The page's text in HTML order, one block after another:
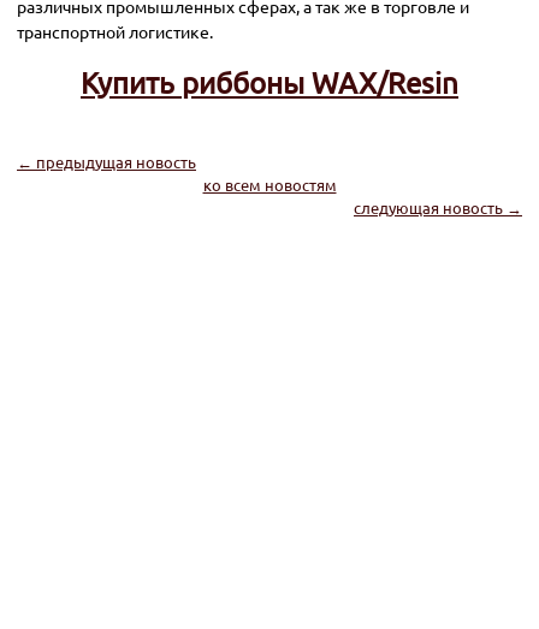
различных промышленных сферах, а так же в торговле и
транспортной логистике.
Купить риббоны WAX/Resin
← предыдущая новость
ко всем новостям
следующая новость →